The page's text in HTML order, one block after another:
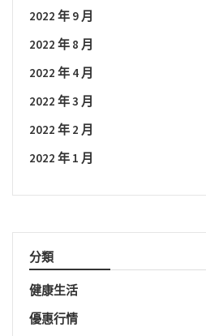
2022 年 9 月
2022 年 8 月
2022 年 4 月
2022 年 3 月
2022 年 2 月
2022 年 1 月
分類
健康生活
優惠行情